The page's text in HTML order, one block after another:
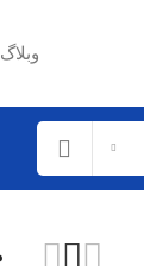
وبلاگ